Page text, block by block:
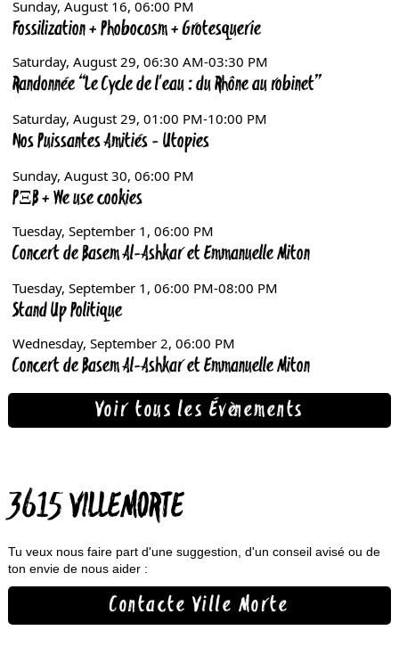
Voir tous les Évènements
3615 VILLEMORTE
Tu veux nous faire part d'une suggestion, d'un conseil avisé ou de
ton envie de nous aider :
Contacte Ville Morte